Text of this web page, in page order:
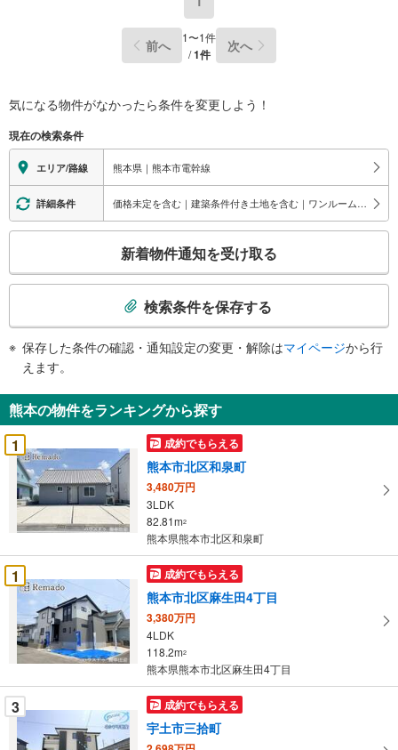
前へ 1〜1件
/1件 次へ
気になる物件がなかったら条件を変更しよう！
現在の検索条件
エリア/路線 熊本県｜熊本市電幹線
詳細条件 価格未定を含む｜建築条件付き土地を含む｜ワンルーム｜1K/1DK｜1LDK｜2K/2DK｜2LDK
検
知
を
受
け
取
る
条
件
を
マ
ペ
ー
に
保
新着物件通知を受け取る
検索条件を保存する
保存した条件の確認・通知設定の変更・解除はマイページから行
えます。
熊本の物件をランキングから探す
1
成約でもらえる
熊本市北区和泉町
3,480万円
3LDK
82.81m2
熊本県熊本市北区和泉町
1 成約でもらえる
熊本市北区麻生田4丁目
3,380万円
4LDK
118.2m2
熊本県熊本市北区麻生田4丁目
3 成約でもらえる
宇土市三拾町